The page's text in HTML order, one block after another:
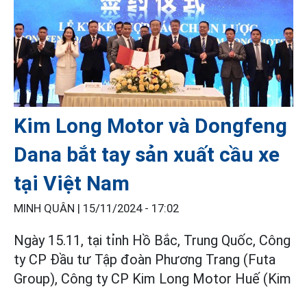
Kim Long Motor và Dongfeng
Dana bắt tay sản xuất cầu xe
tại Việt Nam
MINH QUÂN | 15/11/2024 - 17:02
Ngày 15.11, tại tỉnh Hồ Bắc, Trung Quốc, Công
ty CP Đầu tư Tập đoàn Phương Trang (Futa
Group), Công ty CP Kim Long Motor Huế (Kim